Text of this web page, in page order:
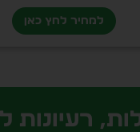
למחיר לחץ כאן
רעיונות